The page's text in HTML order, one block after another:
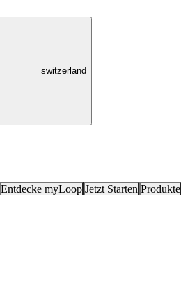
switzerland
Entdecke myLoop Jetzt Starten Produkte